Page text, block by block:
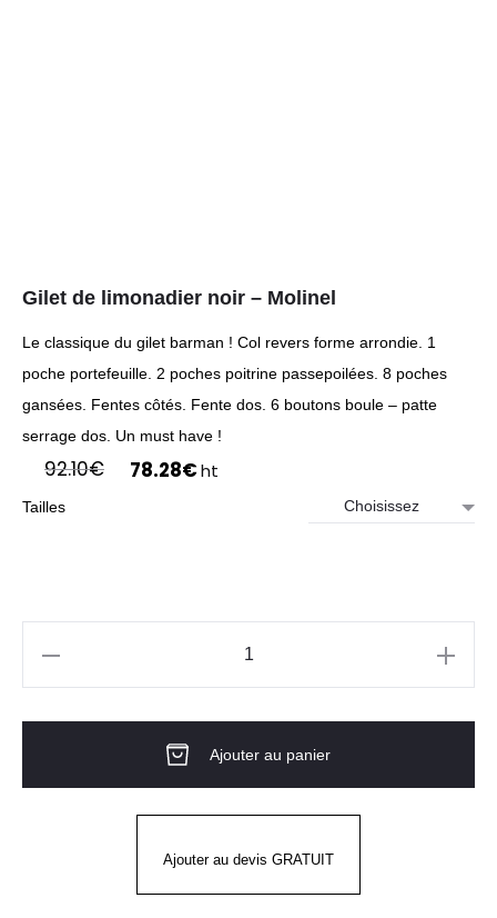
Gilet de limonadier noir – Molinel
Le classique du gilet barman ! Col revers forme arrondie. 1
poche portefeuille. 2 poches poitrine passepoilées. 8 poches
gansées. Fentes côtés. Fente dos. 6 boutons boule – patte
serrage dos. Un must have !
92.10€ 78.28€ Le
ht
Tailles
limonadier
Ajouter au panier
Ajouter au devis GRATUIT